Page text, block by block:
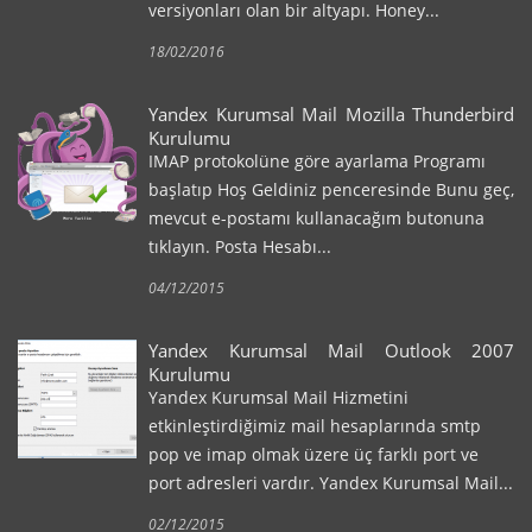
versiyonları olan bir altyapı. Honey...
18/02/2016
Yandex Kurumsal Mail Mozilla Thunderbird
Kurulumu
IMAP protokolüne göre ayarlama Programı
başlatıp Hoş Geldiniz penceresinde Bunu geç,
mevcut e-postamı kullanacağım butonuna
tıklayın. Posta Hesabı...
04/12/2015
Yandex Kurumsal Mail Outlook 2007
Kurulumu
Yandex Kurumsal Mail Hizmetini
etkinleştirdiğimiz mail hesaplarında smtp
pop ve imap olmak üzere üç farklı port ve
port adresleri vardır. Yandex Kurumsal Mail...
02/12/2015